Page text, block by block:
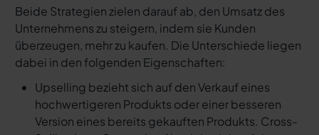
Beide Strategien zielen darauf ab, den Umsatz des
Unternehmens zu steigern, indem sie Kunden
überzeugen, mehr zu kaufen. Die Unterschiede liegen
dabei in den folgenden Eigenschaften:
Upselling bezieht sich auf den Verkauf eines
hochwertigeren Produkts oder einer besseren
Version eines bereits gekauften Produkts. Cross-